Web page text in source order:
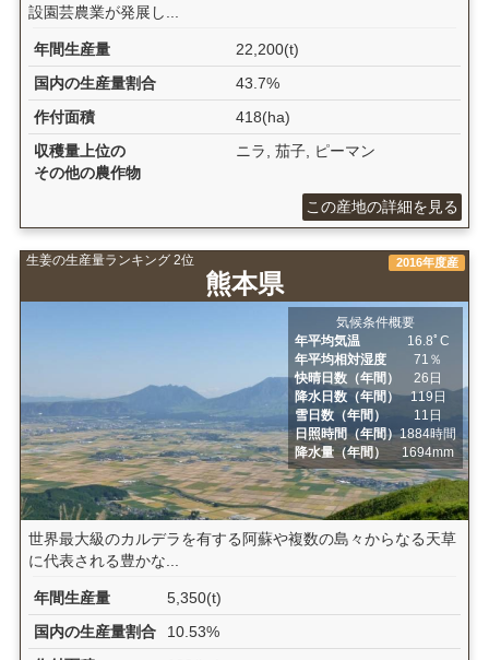
設園芸農業が発展し...
年間生産量
22,200(t)
国内の生産量割合
43.7%
作付面積
418(ha)
収穫量上位の
その他の農作物
ニラ, 茄子, ピーマン
この産地の詳細を見る
生姜の生産量ランキング 2位
熊本県
2016年度産
気候条件概要
年平均気温
16.8ﾟC
年平均相対湿度
71％
快晴日数（年間）
26日
降水日数（年間）
119日
雪日数（年間）
11日
日照時間（年間）1884時間
降水量（年間）
1694mm
世界最大級のカルデラを有する阿蘇や複数の島々からなる天草
に代表される豊かな...
年間生産量
5,350(t)
国内の生産量割合
10.53%